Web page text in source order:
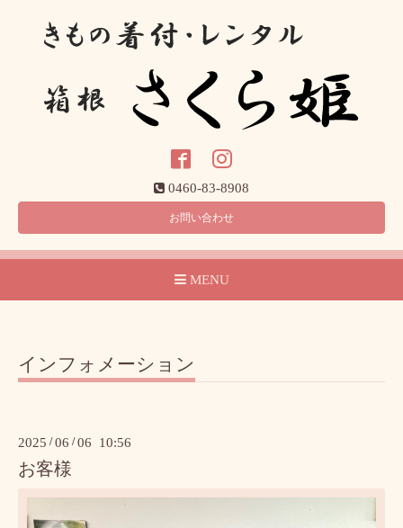
0460-83-8908
お問い合わせ
MENU
インフォメーション
2025 /06 /06 10:56
お客様